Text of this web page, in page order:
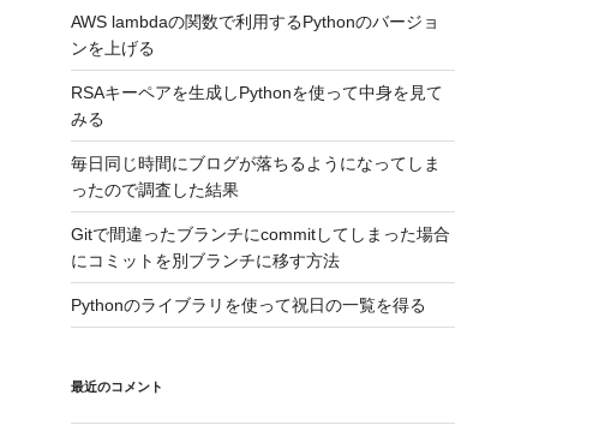
AWS lambdaの関数で利用するPythonのバージョ
ンを上げる
RSAキーペアを生成しPythonを使って中身を見て
みる
毎日同じ時間にブログが落ちるようになってしま
ったので調査した結果
Gitで間違ったブランチにcommitしてしまった場合
にコミットを別ブランチに移す方法
Pythonのライブラリを使って祝日の一覧を得る
最近のコメント